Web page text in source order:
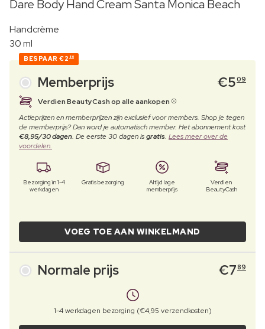
Dare Body Hand Cream Santa Monica Beach
Handcrème
30 ml
BESPAAR €2 80
Memberprijs €509
Verdien BeautyCash op alle aankopen
Actieprijzen en memberprijzen zijn exclusief voor members. Shop je tegen
de memberprijs? Dan word je automatisch member. Het abonnement kost
€8,95/30 dagen. De eerste 30 dagen isgratis. Lees meer over de
voordelen.
Bezorging in 1-4
werkdagen
Gratis bezorging
Altijd lage
memberprijs
Verdien
BeautyCash
VOEG TOE AAN WINKELMAND
Normale prijs €789
1-4 werkdagen bezorging (€4,95 verzendkosten)